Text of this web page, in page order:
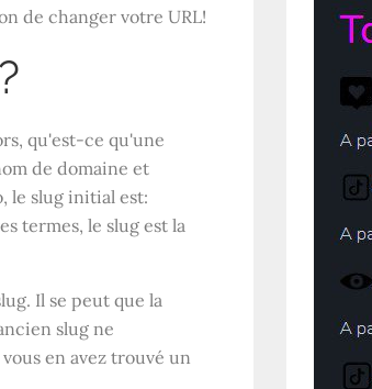
de changer votre URL!
qu'est-ce qu'une
de domaine et
le slug initial est:
termes, le slug est la
Il se peut que la
slug ne
en avez trouvé un